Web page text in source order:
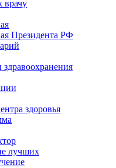
врачу
Президента РФ
здоровья
лучших